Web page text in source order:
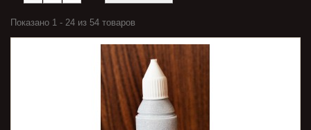
Показано 1 - 24 из 54 товаров